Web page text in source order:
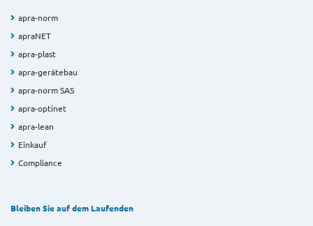
apra-norm
apraNET
apra-plast
apra-gerätebau
apra-norm SAS
apra-optinet
apra-lean
Einkauf
Compliance
Bleiben Sie auf dem Laufenden